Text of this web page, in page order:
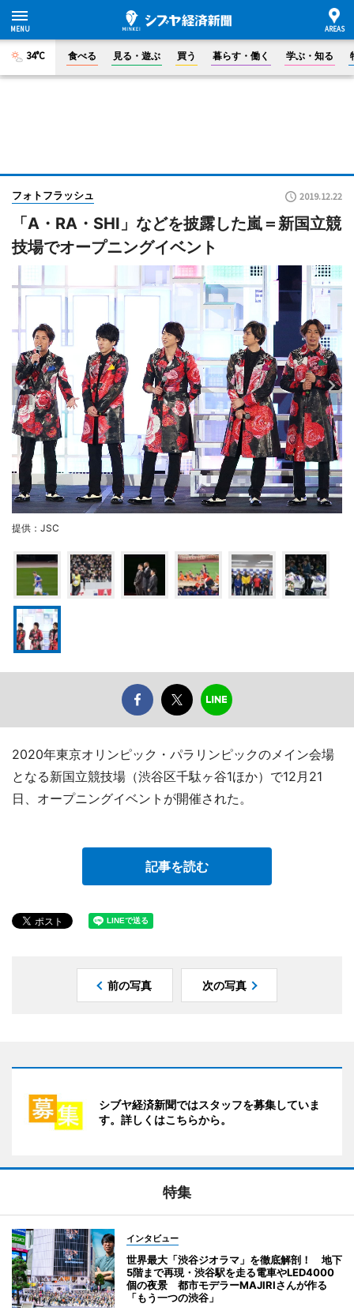
34°C 食べる 見る・遊ぶ 買う 暮らす・働く 学ぶ・知る
フォトフラッシュ 2019.12.22
「A・RA・SHI」などを披露した嵐＝新国立競
技場でオープニングイベント
提供：JSC
2020年東京オリンピック・パラリンピックのメイン会場
となる新国立競技場（渋谷区千駄ヶ谷1ほか）で12月21
日、オープニングイベントが開催された。
記事を読む
前の写真 次の写真
シブヤ経済新聞ではスタッフを募集していま
す。詳しくはこちらから。
特集
インタビュー
世界最大「渋谷ジオラマ」を徹底解剖！ 地下
5階まで再現・渋谷駅を走る電車やLED4000
個の夜景 都市モデラーMAJIRIさんが作る
「もう一つの渋谷」